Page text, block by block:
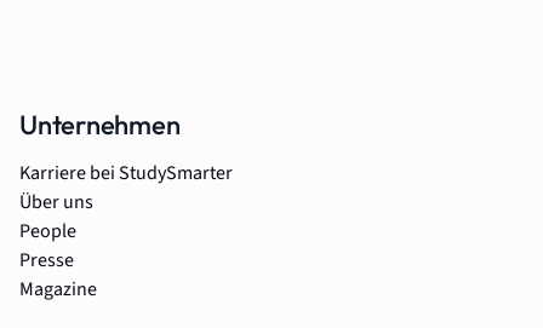
Unternehmen
Karriere bei StudySmarter
Über uns
People
Presse
Magazine